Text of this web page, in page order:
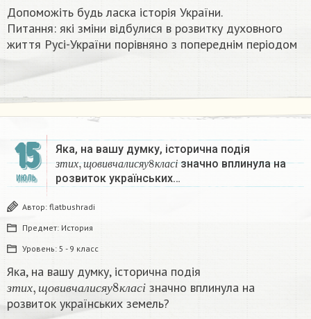
Допоможіть будь ласка історія України.
Питання: які зміни відбулися в розвитку духовного
життя Русі-України порівняно з попереднім періодом
15
ИЮЛЬ
Яка, на вашу думку, історична подія
зт их щовив чалися у кл а с і
х вч ал сяу л а
значно вплинула на
розвиток українських…
Автор: flatbushradi
Предмет: История
Уровень: 5 - 9 класс
Яка, на вашу думку, історична подія
з т их щ ов ив чал ися у кл а с і
зтих,щ овивч алисяу8класі
значно вплинула на
розвиток українських земель?